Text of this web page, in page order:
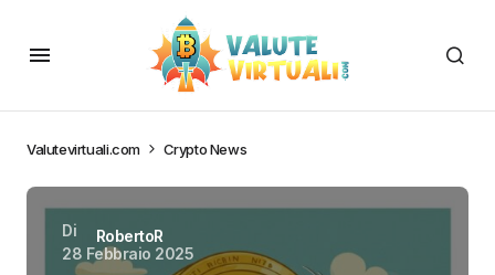
Valutevirtuali.com Crypto News
Di
RobertoR
28 Febbraio 2025